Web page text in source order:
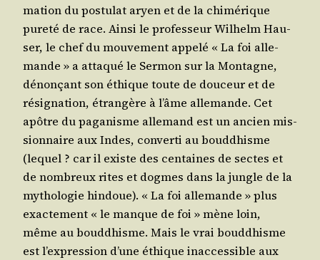
ma­tion du pos­tu­lat aryen et de la chi­mé­rique
pure­té de race. Ain­si le pro­fes­seur Wil­helm Hau­
ser, le chef du mou­ve­ment appe­lé « La foi alle­
mande » a atta­qué le Ser­mon sur la Mon­tagne,
dénon­çant son éthique toute de dou­ceur et de
rési­gna­tion, étran­gère à l’âme alle­mande. Cet
apôtre du paga­nisme alle­mand est un ancien mis­
sion­naire aux Indes, conver­ti au boud­dhisme
(lequel ? car il existe des cen­taines de sectes et
de nom­breux rites et dogmes dans la jungle de la
mytho­lo­gie hin­doue). « La foi alle­mande » plus
exac­te­ment « le manque de foi » mène loin,
même au boud­dhisme. Mais le vrai boud­dhisme
est l’ex­pres­sion d’une éthique inac­ces­sible aux